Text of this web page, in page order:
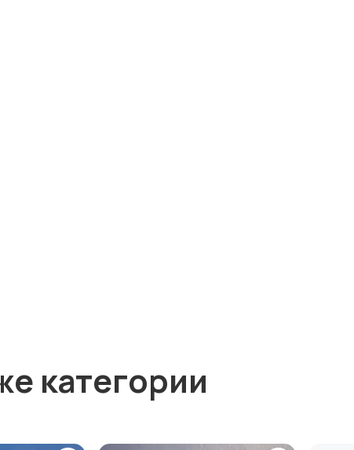
категории